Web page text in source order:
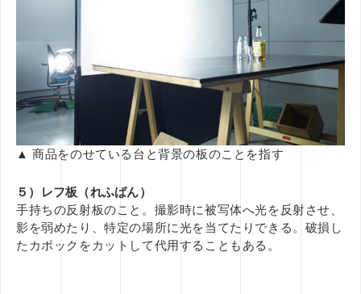
▲ 商品をのせている台と背景の板のことを指す
５）レフ板（れふばん）
手持ちの反射板のこと。撮影時に被写体へ光を反射させ、
影を弱めたり、特定の場所に光を当てたりできる。破損し
たカポックをカットして代用することもある。